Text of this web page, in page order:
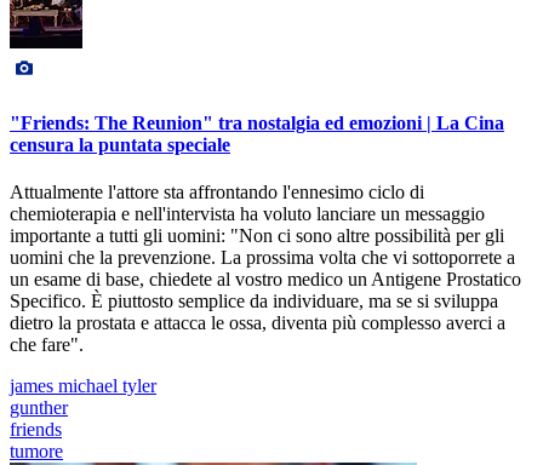
"Friends: The Reunion" tra nostalgia ed emozioni | La Cina
censura la puntata speciale
Attualmente l'attore sta affrontando l'ennesimo ciclo di
chemioterapia e nell'intervista ha voluto lanciare un messaggio
importante a tutti gli uomini: "Non ci sono altre possibilità per gli
uomini che la prevenzione. La prossima volta che vi sottoporrete a
un esame di base, chiedete al vostro medico un Antigene Prostatico
Specifico. È piuttosto semplice da individuare, ma se si sviluppa
dietro la prostata e attacca le ossa, diventa più complesso averci a
che fare".
james michael tyler
gunther
friends
tumore